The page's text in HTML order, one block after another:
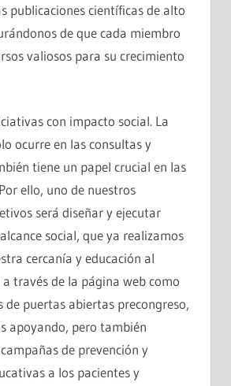
publicaciones científicas de alto
de que cada miembro
valiosos para su crecimiento
con impacto social. La
ocurre en las consultas y
tiene un papel crucial en las
ello, uno de nuestros
será diseñar y ejecutar
social, que ya realizamos
cercanía y educación al
través de la página web como
de puertas abiertas precongreso,
apoyando, pero también
de prevención y
a los pacientes y